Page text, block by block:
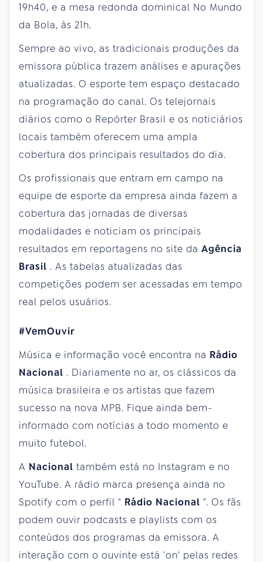
19h40, e a mesa redonda dominical No Mundo
da Bola, às 21h.
Sempre ao vivo, as tradicionais produções da
emissora pública trazem análises e apurações
atualizadas. O esporte tem espaço destacado
na programação do canal. Os telejornais
diários como o Repórter Brasil e os noticiários
locais também oferecem uma ampla
cobertura dos principais resultados do dia.
Os profissionais que entram em campo na
equipe de esporte da empresa ainda fazem a
cobertura das jornadas de diversas
modalidades e noticiam os principais
resultados em reportagens no site da Agência
Brasil . As tabelas atualizadas das
competições podem ser acessadas em tempo
real pelos usuários.
#VemOuvir
Música e informação você encontra na Rádio
Nacional . Diariamente no ar, os clássicos da
música brasileira e os artistas que fazem
sucesso na nova MPB. Fique ainda bem-
informado com notícias a todo momento e
muito futebol.
A Nacional também está no Instagram e no
YouTube. A rádio marca presença ainda no
Spotify com o perfil " Rádio Nacional ". Os fãs
podem ouvir podcasts e playlists com os
conteúdos dos programas da emissora. A
interação com o ouvinte está 'on' pelas redes